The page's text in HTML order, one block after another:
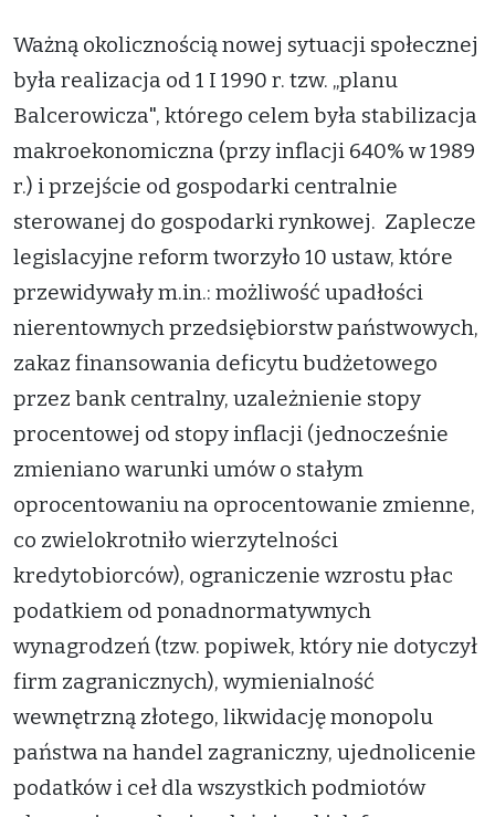
Ważną okolicznością nowej sytuacji społecznej
była realizacja od 1 I 1990 r. tzw. „planu
Balcerowicza", którego celem była stabilizacja
makroekonomiczna (przy inflacji 640% w 1989
r.) i przejście od gospodarki centralnie
sterowanej do gospodarki rynkowej. Zaplecze
legislacyjne reform tworzyło 10 ustaw, które
przewidywały m.in.: możliwość upadłości
nierentownych przedsiębiorstw państwowych,
zakaz finansowania deficytu budżetowego
przez bank centralny, uzależnienie stopy
procentowej od stopy inflacji (jednocześnie
zmieniano warunki umów o stałym
oprocentowaniu na oprocentowanie zmienne,
co zwielokrotniło wierzytelności
kredytobiorców), ograniczenie wzrostu płac
podatkiem od ponadnormatywnych
wynagrodzeń (tzw. popiwek, który nie dotyczył
firm zagranicznych), wymienialność
wewnętrzną złotego, likwidację monopolu
państwa na handel zagraniczny, ujednolicenie
podatków i ceł dla wszystkich podmiotów